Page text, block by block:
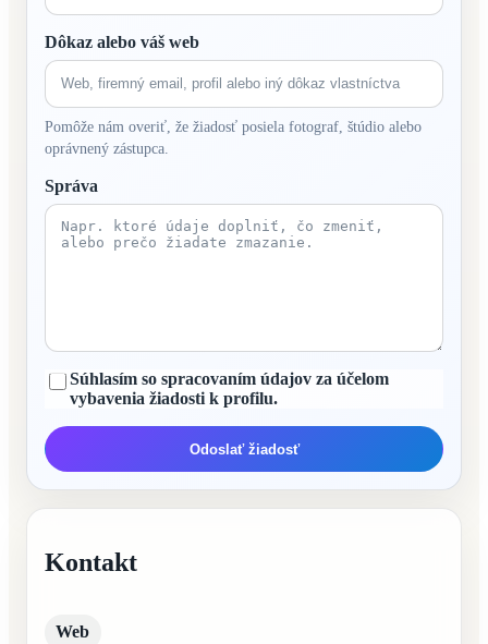
Dôkaz alebo váš web
Pomôže nám overiť, že žiadosť posiela fotograf, štúdio alebo
oprávnený zástupca.
Správa
Súhlasím so spracovaním údajov za účelom
vybavenia žiadosti k profilu.
Odoslať žiadosť
Kontakt
Web